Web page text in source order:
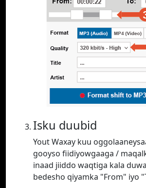
Isku duubid
Yout Waxay kuu
gooyso fiidiyowgaaga /
inaad jiiddo waqtiga kala
bedesho qiyamka "From" iyo